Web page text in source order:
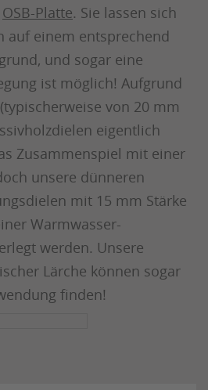
OSB-Platte. Sie lassen sich
auf einem entsprechend
und sogar eine
ist möglich! Aufgrund
von 20 mm
eigentlich
Zusammenspiel mit einer
unsere dünneren
mit 15 mm Stärke
Warmwasser-
werden. Unsere
Lärche können sogar
finden!